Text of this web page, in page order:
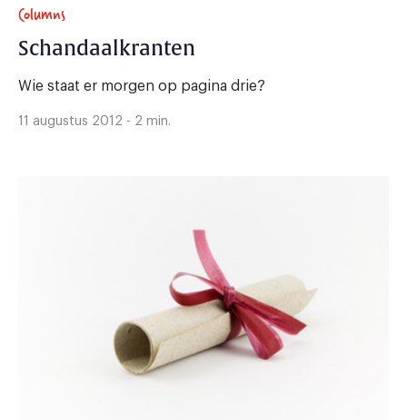
Columns
Schandaalkranten
Wie staat er morgen op pagina drie?
11 augustus 2012 - 2 min.